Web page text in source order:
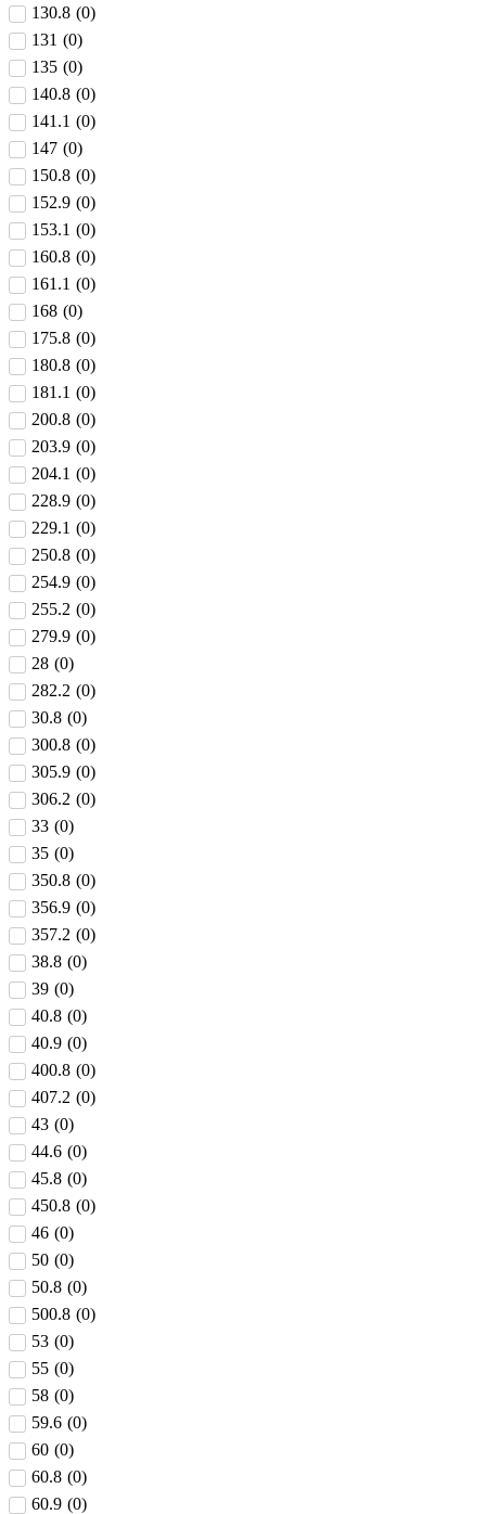
130.8 (0)
131 (0)
135 (0)
140.8 (0)
141.1 (0)
147 (0)
150.8 (0)
152.9 (0)
153.1 (0)
160.8 (0)
161.1 (0)
168 (0)
175.8 (0)
180.8 (0)
181.1 (0)
200.8 (0)
203.9 (0)
204.1 (0)
228.9 (0)
229.1 (0)
250.8 (0)
254.9 (0)
255.2 (0)
279.9 (0)
28 (0)
282.2 (0)
30.8 (0)
300.8 (0)
305.9 (0)
306.2 (0)
33 (0)
35 (0)
350.8 (0)
356.9 (0)
357.2 (0)
38.8 (0)
39 (0)
40.8 (0)
40.9 (0)
400.8 (0)
407.2 (0)
43 (0)
44.6 (0)
45.8 (0)
450.8 (0)
46 (0)
50 (0)
50.8 (0)
500.8 (0)
53 (0)
55 (0)
58 (0)
59.6 (0)
60 (0)
60.8 (0)
60.9 (0)